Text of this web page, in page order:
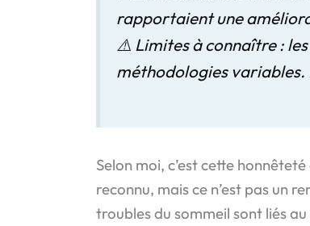
rapportaient une
⚠️ Limites à connaître :
méthodologies variables.
Selon moi, c’est cette
reconnu, mais ce n’est pas un
troubles du sommeil sont liés